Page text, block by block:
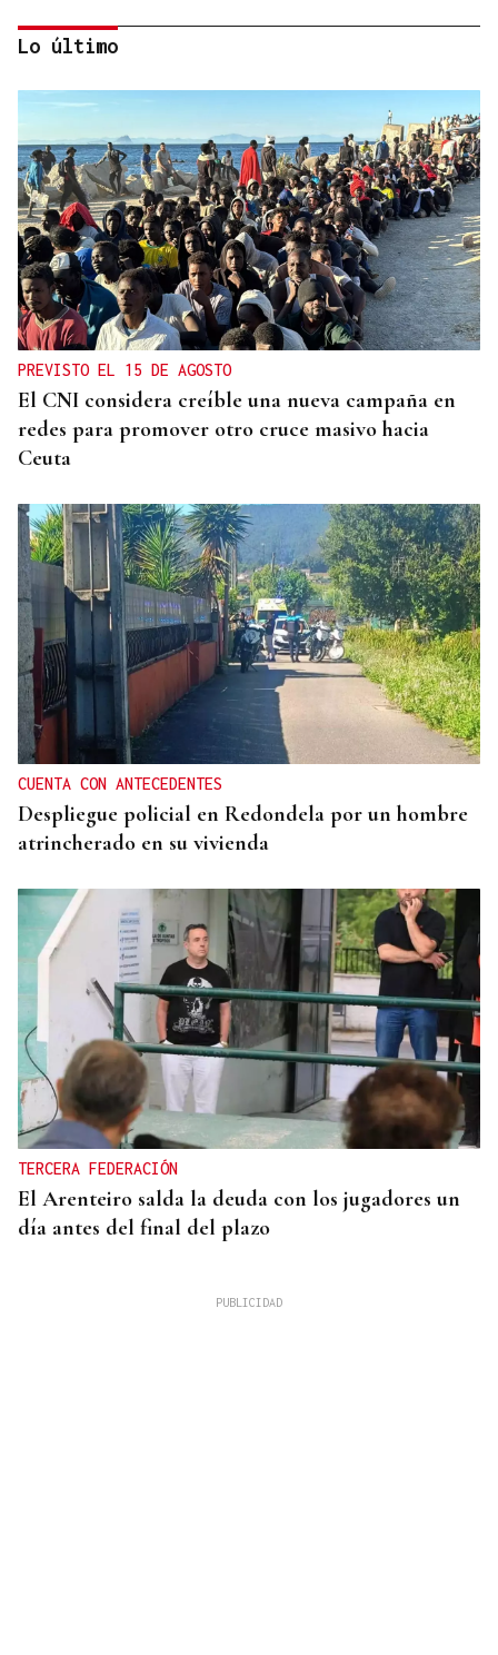
QUEN CHO DIXO
¿Sabe usted que parece que hubo dos protestas
distintas por la sanidad en Verín?
Lo último
PREVISTO EL 15 DE AGOSTO
El CNI considera creíble una nueva campaña en
redes para promover otro cruce masivo hacia
Ceuta
CUENTA CON ANTECEDENTES
Despliegue policial en Redondela por un hombre
atrincherado en su vivienda
TERCERA FEDERACIÓN
El Arenteiro salda la deuda con los jugadores un
día antes del final del plazo